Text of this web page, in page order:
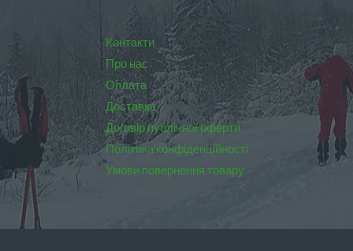
Контакти
Про нас
Оплата
Доставка
Договір публічної оферти
Політика конфіденційності
Умови повернення товару